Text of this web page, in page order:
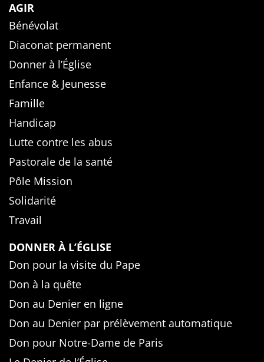
AGIR
Bénévolat
Diaconat permanent
Donner à l’Église
Enfance & Jeunesse
Famille
Handicap
Lutte contre les abus
Pastorale de la santé
Pôle Mission
Solidarité
Travail
DONNER À L’ÉGLISE
Don pour la visite du Pape
Don à la quête
Don au Denier en ligne
Don au Denier par prélèvement automatique
Don pour Notre-Dame de Paris